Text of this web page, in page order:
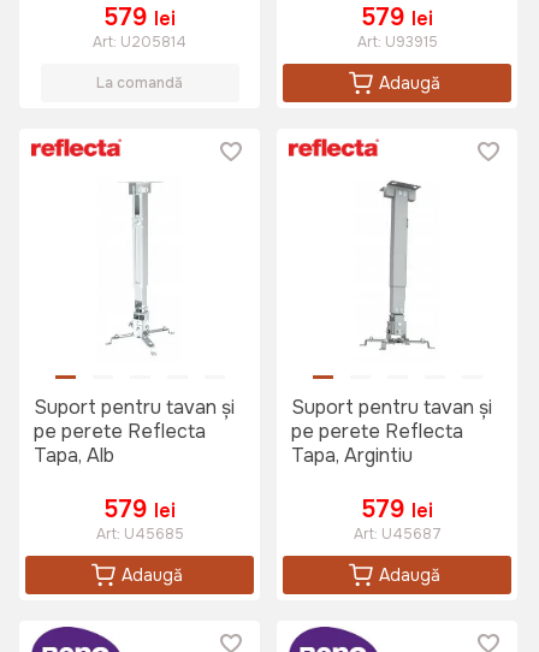
579 lei
Art: U205814
La comandă
579 lei
Art: U93915
Adaugă
Suport pentru tavan și
pe perete Reflecta
Tapa, Alb
579 lei
Art: U45685
Adaugă
Suport pentru tavan și
pe perete Reflecta
Tapa, Argintiu
579 lei
Art: U45687
Adaugă